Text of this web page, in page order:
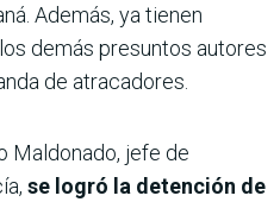
Además, ya tienen
demás presuntos autores
de atracadores.
Maldonado, jefe de
se logró la detención de